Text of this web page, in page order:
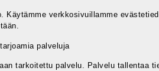
verkkosivuillamme
palveluja
tarkoitettu palvelu. Palvelu